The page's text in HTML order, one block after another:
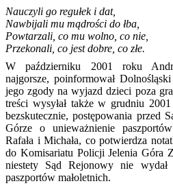
Nauczyli go regułek i dat,
Nawbijali mu mądrości do łba,
Powtarzali, co mu wolno, co nie,
Przekonali, co jest dobre, co złe.
W październiku 2001 roku
najgorsze, poinformował
jego zgody na wyjazd dzieci poza
treści wysyłał także w grudniu 2001
bezskutecznie, postępowania przed
Górze o unieważnienie
Rafała i Michała, co potwierdza
do Komisariatu Policji Jelenia Góra
niestety Sąd Rejonowy nie wydał
paszportów małoletnich.